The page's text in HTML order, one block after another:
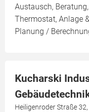
Austausch,
Thermostat, Anlage
Planung /
Kucharski
Heiligenroder Straße